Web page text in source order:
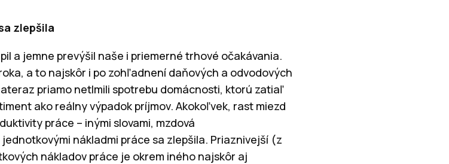
zlepšila
a jemne prevýšil naše i priemerné trhové očakávania.
a to najskôr i po zohľadnení daňových a odvodových
priamo netlmili spotrebu domácnosti, ktorú zatiaľ
ako reálny výpadok príjmov. Akokoľvek, rast miezd
práce – inými slovami, mzdová
nákladmi práce sa zlepšila. Priaznivejší (z
nákladov práce je okrem iného najskôr aj